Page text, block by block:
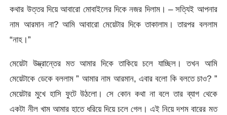
কথার উত্তর দিয়ে আবারো মোবাইলের দিকে নজর দিলাম। – সত্যিই আপনার
নাম আরমান না? আমি আবারো মেয়েটার দিকে তাকালাম। তারপর বললাম
“নাহ।”
মেয়েটা উদ্ভ্রান্তের মত আমার দিকে তাকিয়ে চলে যাচ্ছিল। তখন আমি
মেয়েটাকে ডেকে বললাম ” আমার নাম আরমান, এবার বলো কি বলতে চাও? ”
মেয়েটার মুখে হাসি ফুটে উঠলো। সে কোন কথা না বলে তার ব্যাগ থেকে
একটা নীল খাম আমার হাতে ধরিয়ে দিয়ে চলে গেল। এই নিয়ে দশম বারের মত